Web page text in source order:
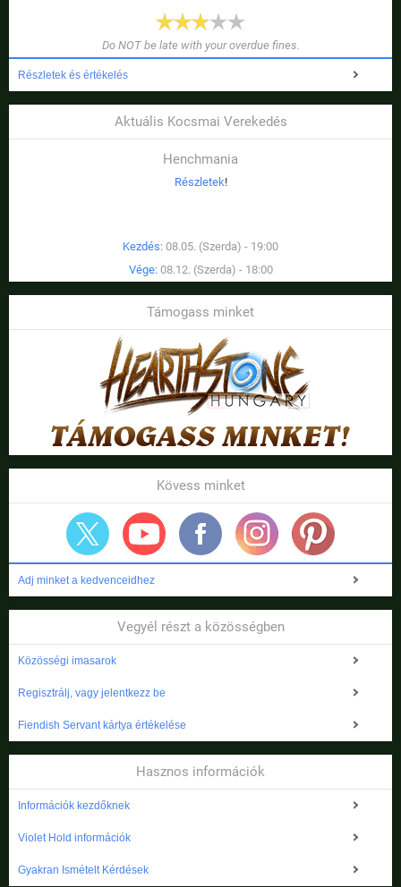
Do NOT be late with your overdue fines.
Részletek és értékelés
Aktuális Kocsmai Verekedés
Henchmania
Részletek!
Kezdés: 08.05. (Szerda) - 19:00
Vége: 08.12. (Szerda) - 18:00
Támogass minket
Kövess minket
Adj minket a kedvenceidhez
Vegyél részt a közösségben
Közösségi imasarok
Regisztrálj, vagy jelentkezz be
Fiendish Servant kártya értékelése
Hasznos információk
Információk kezdőknek
Violet Hold információk
Gyakran Ismételt Kérdések